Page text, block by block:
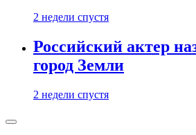
2 недели спустя
Российский актер
город Земли
2 недели спустя